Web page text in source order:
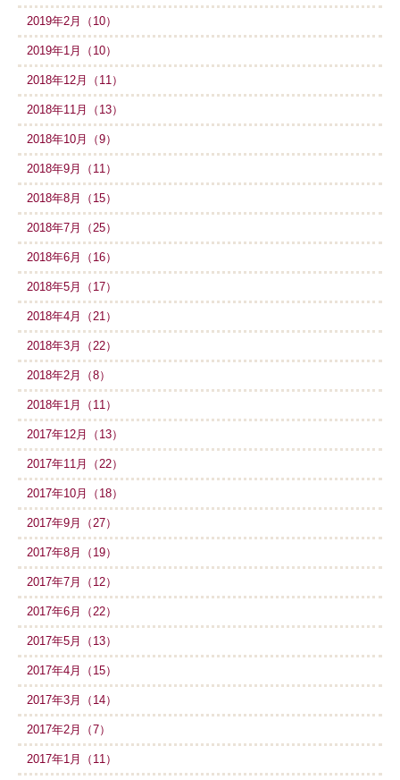
2019年2月（10）
2019年1月（10）
2018年12月（11）
2018年11月（13）
2018年10月（9）
2018年9月（11）
2018年8月（15）
2018年7月（25）
2018年6月（16）
2018年5月（17）
2018年4月（21）
2018年3月（22）
2018年2月（8）
2018年1月（11）
2017年12月（13）
2017年11月（22）
2017年10月（18）
2017年9月（27）
2017年8月（19）
2017年7月（12）
2017年6月（22）
2017年5月（13）
2017年4月（15）
2017年3月（14）
2017年2月（7）
2017年1月（11）